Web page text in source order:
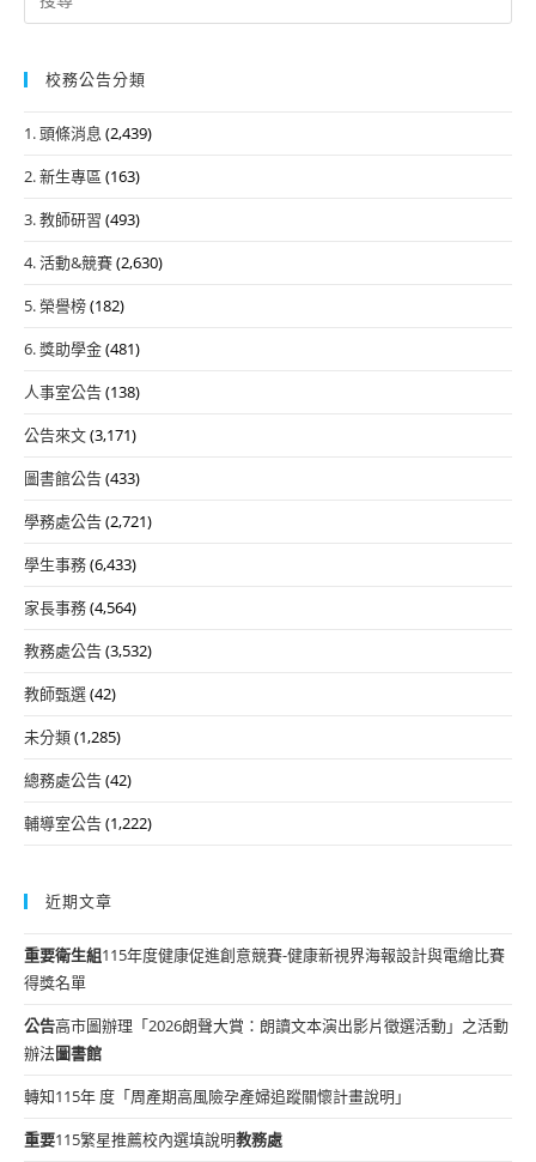
for:
校務公告分類
1. 頭條消息 (2,439)
2. 新生專區 (163)
3. 教師研習 (493)
4. 活動&競賽(2,630)
5. 榮譽榜(182)
6. 獎助學金(481)
人事室公告(138)
公告來文(3,171)
圖書館公告(433)
學務處公告(2,721)
學生事務(6,433)
家長事務(4,564)
教務處公告(3,532)
教師甄選(42)
未分類(1,285)
總務處公告(42)
輔導室公告(1,222)
近期文章
重要衛生組115年度健康促進創意競賽-健康新視界海報設計與電繪比賽
得獎名單
公告高市圖辦理「2026朗聲大賞：朗讀文本演出影片徵選活動」之活動
辦法圖書館
轉知115年 度「周產期高風險孕產婦追蹤關懷計畫說明」
重要115繁星推薦校內選填說明教務處